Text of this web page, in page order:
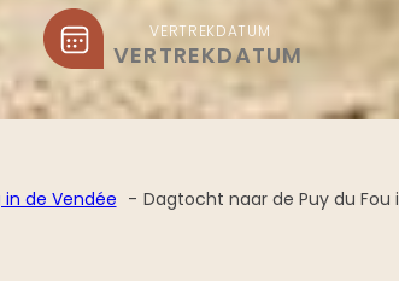
VERTREKDATUM
de Vendée Dagtocht naar de Puy du